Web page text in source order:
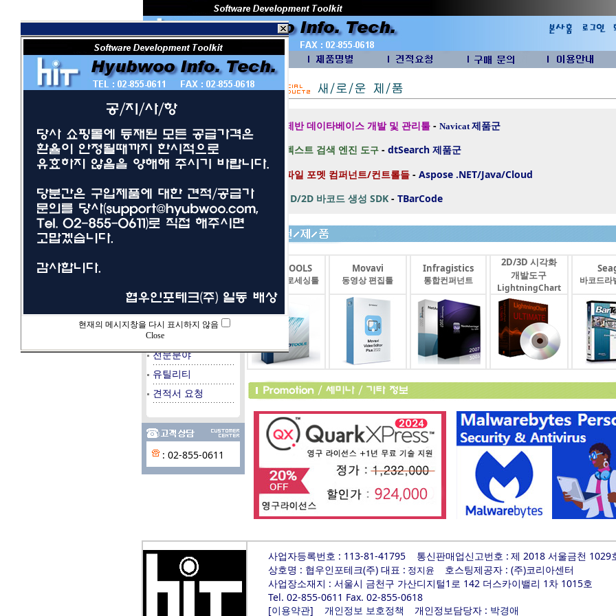
회 원 I D
멀티미디어
데이타베이스
시스템/서버
전문분야
유틸리티
견적서 요청
: 02-855-0611
제반 데이타베이스 개발 및 관리툴- Navicat제품군
텍스트 검색 엔진 도구- dtSearch 제품군
파일 포멧 컴퍼넌트/컨트롤들 - Aspose .NET/Java/Cloud
1D/2D 바코드 생성 SDK - TBarCode
LEADTOOLS
이미지프로세싱툴
Movavi
동영상 편집툴
Infragistics
통합컨퍼넌트
2D/3D 시각화
개발도구
LightningChart
바코드라
사업자등록번호 : 113-81-41795 통신판매업신고번호 : 제 2018 서울금천 1029
상호명 : 협우인포테크(주) 대표 : 정지윤
호스팅제공자 : (주)코리아센터
사업장소재지 : 서울시 금천구 가산디지털1로 142 더스카이밸리 1차 1015호
Tel. 02-855-0611 Fax. 02-855-0618
[이용약관] 개인정보 보호정책 개인정보담당자 : 박경애
현재의 메시지창을 다시 표시하지 않음
Close